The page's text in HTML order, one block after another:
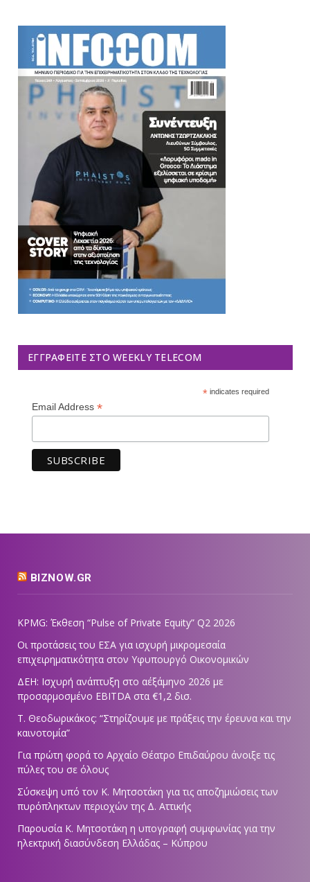
ΕΓΓΡΑΦΕΊΤΕ ΣΤΟ WEEKLY TELECOM
*indicates required
Email Address *
BIZNOW.GR
KPMG: Έκθεση “Pulse of Private Equity” Q2 2026
Οι προτάσεις του ΕΣΑ για ισχυρή μικρομεσαία
επιχειρηματικότητα στον Υφυπουργό Οικονομικών
ΔΕΗ: Ισχυρή ανάπτυξη στο α΄εξάμηνο 2026 με
προσαρμοσμένο EBITDA στα €1,2 δισ.
Τ. Θεοδωρικάκος: “Στηρίζουμε με πράξεις την έρευνα και την
καινοτομία”
Για πρώτη φορά το Αρχαίο Θέατρο Επιδαύρου άνοιξε τις
πύλες του σε όλους
Σύσκεψη υπό τον Κ. Μητσοτάκη για τις αποζημιώσεις των
πυρόπληκτων περιοχών της Δ. Αττικής
Παρουσία Κ. Μητσοτάκη η υπογραφή συμφωνίας για την
ηλεκτρική διασύνδεση Ελλάδας – Κύπρου